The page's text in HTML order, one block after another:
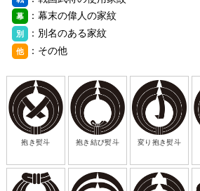
幕 ：幕末の偉人の家紋
別 ：別名のある家紋
他 ：その他
抱き熨斗 抱き結び熨斗 変り抱き熨斗